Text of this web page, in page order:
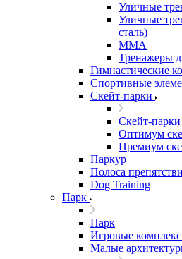
Уличные
Уличные
сталь)
ММА
Тренажеры
Гимнастические
Спортивные
Скейт-парки
Скейт-парки
Оптимум
Премиум
Паркур
Полоса
Dog Training
Парк
Парк
Игровые
Малые